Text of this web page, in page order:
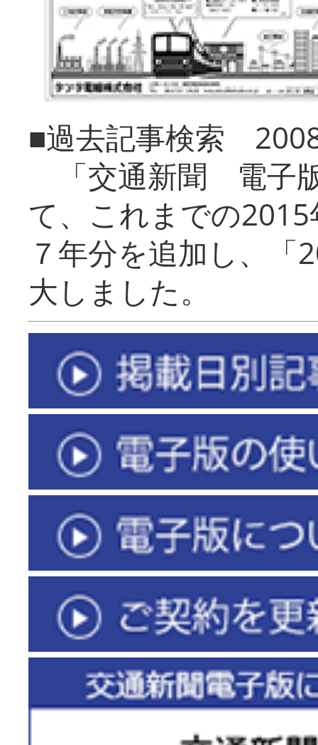
■過去記事検索
「交通新聞 電子
て、これまでの
７年分を追加し、「
大しまし